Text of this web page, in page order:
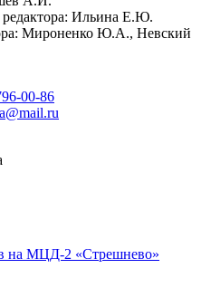
редактора: Ильина Е.Ю.
Мироненко Ю.А., Невский
00-86
на МЦД-2 «Стрешнево»